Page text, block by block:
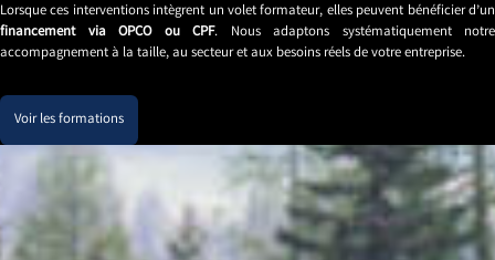
Lorsque ces interventions intègrent un volet formateur, elles peuvent bénéficier d’un
financement via OPCO ou CPF. Nous adaptons systématiquement notre
accompagnement à la taille, au secteur et aux besoins réels de votre entreprise.
Voir les formations